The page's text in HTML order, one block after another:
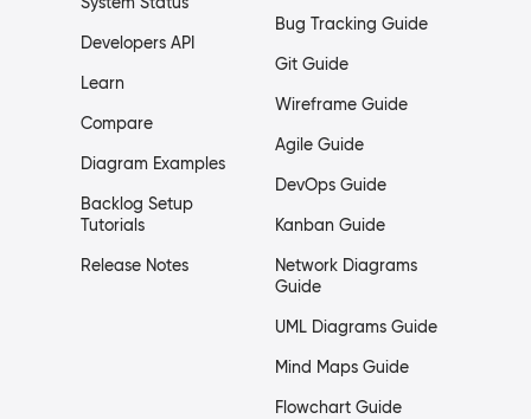
Developers API
Learn
Compare
Diagram Examples
Backlog Setup
Tutorials
Release Notes
Bug Tracking Guide
Git Guide
Wireframe Guide
Agile Guide
DevOps Guide
Kanban Guide
Network Diagrams
Guide
UML Diagrams Guide
Mind Maps Guide
Flowchart Guide